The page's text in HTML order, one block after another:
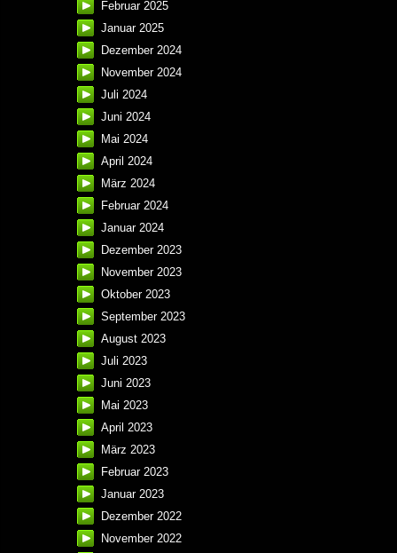
Februar 2025
Januar 2025
Dezember 2024
November 2024
Juli 2024
Juni 2024
Mai 2024
April 2024
März 2024
Februar 2024
Januar 2024
Dezember 2023
November 2023
Oktober 2023
September 2023
August 2023
Juli 2023
Juni 2023
Mai 2023
April 2023
März 2023
Februar 2023
Januar 2023
Dezember 2022
November 2022